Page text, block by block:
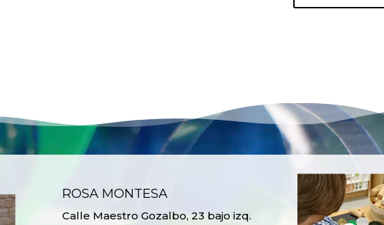
ROSA MONTESA
Calle Maestro Gozalbo, 23 bajo izq.